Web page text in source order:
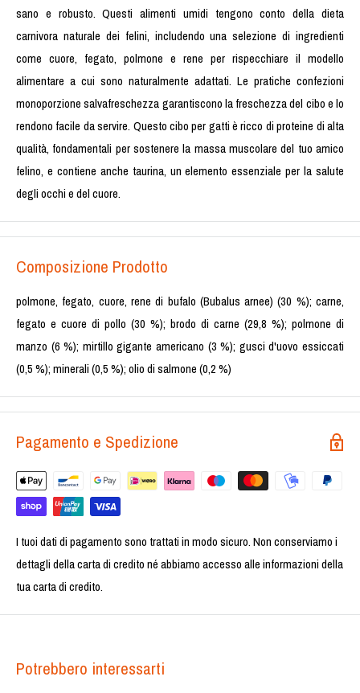
sano e robusto. Questi alimenti umidi tengono conto della dieta
carnivora naturale dei felini, includendo una selezione di ingredienti
come cuore, fegato, polmone e rene per rispecchiare il modello
alimentare a cui sono naturalmente adattati. Le pratiche confezioni
monoporzione salvafreschezza garantiscono la freschezza del cibo e lo
rendono facile da servire. Questo cibo per gatti è ricco di proteine di alta
qualità, fondamentali per sostenere la massa muscolare del tuo amico
felino, e contiene anche taurina, un elemento essenziale per la salute
degli occhi e del cuore.
Composizione Prodotto
polmone, fegato, cuore, rene di bufalo (Bubalus arnee) (30 %); carne,
fegato e cuore di pollo (30 %); brodo di carne (29,8 %); polmone di
manzo (6 %); mirtillo gigante americano (3 %); gusci d'uovo essiccati
(0,5 %); minerali (0,5 %); olio di salmone (0,2 %)
Pagamento e Spedizione
I tuoi dati di pagamento sono trattati in modo sicuro. Non conserviamo i
dettagli della carta di credito né abbiamo accesso alle informazioni della
tua carta di credito.
Potrebbero interessarti